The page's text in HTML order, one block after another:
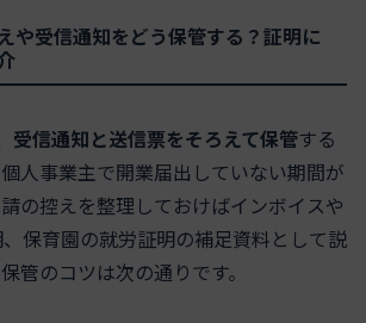
や受信通知をどう保管する？証明に
受信通知と送信票をそろえて保管する
人事業主で開業届出していない期間が
の控えを整理しておけばインボイスや
保育園の就労証明の補足資料として説
管のコツは次の通りです。